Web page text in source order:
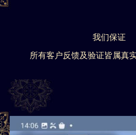
我们保证
所有客户反馈及验证皆属真